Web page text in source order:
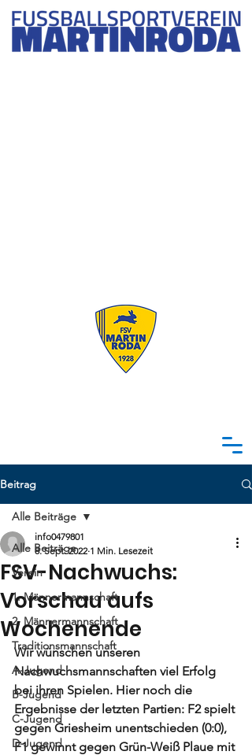
Beitrag
Alle Beiträge
Verein
1. Männermannschaft
2. Männermannschaft
Traditionsmannschaft
A-Jugend
B-Jugend
C-Jugend
D-Jugend
Alle Beiträge
FSV-Nachwuchs:
Vorschau aufs
Wochenende
info0479801
8. Sept. 2022 1 Min. Lesezeit
Wir wünschen unseren
Nachwuchsmannschaften viel Erfolg
bei ihren Spielen. Hier noch die
Ergebnisse der letzten Partien: F2 spielt
gegen Griesheim unentschieden (0:0),
F1 gewinnt gegen Grün-Weiß Plaue mit